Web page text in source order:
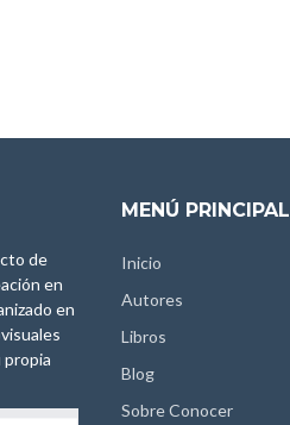
de
en
en
propia
MENÚ PRINCIPAL
Inicio
Autores
Libros
Blog
Sobre Conocer